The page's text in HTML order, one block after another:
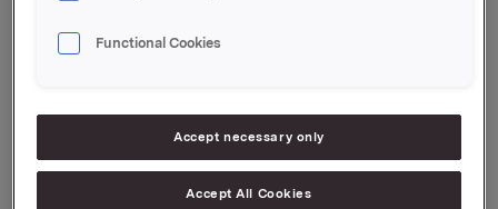
MERKEVARER:
Omsetningen i 1. kvartal ble på 2,7 mrd, for videreført
virksomhet en økning på 5% fra i fjor. Salgs- og
Functional Cookies
Accept necessary only
Accept All Cookies